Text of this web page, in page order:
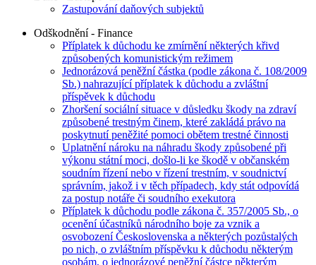
Zastupování daňových subjektů
Odškodnění - Finance
Příplatek k důchodu ke zmírnění některých křivd
způsobených komunistickým režimem
Jednorázová peněžní částka (podle zákona č. 108/2009
Sb.) nahrazující příplatek k důchodu a zvláštní
příspěvek k důchodu
Zhoršení sociální situace v důsledku škody na zdraví
způsobené trestným činem, které zakládá právo na
poskytnutí peněžité pomoci obětem trestné činnosti
Uplatnění nároku na náhradu škody způsobené při
výkonu státní moci, došlo-li ke škodě v občanském
soudním řízení nebo v řízení trestním, v soudnictví
správním, jakož i v těch případech, kdy stát odpovídá
za postup notáře či soudního exekutora
Příplatek k důchodu podle zákona č. 357/2005 Sb., o
ocenění účastníků národního boje za vznik a
osvobození Československa a některých pozůstalých
po nich, o zvláštním příspěvku k důchodu některým
osobám, o jednorázové peněžní částce některým